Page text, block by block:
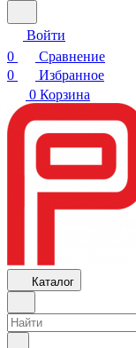
Войти
0
Сравнение
0
Избранное
0 Корзина
Каталог